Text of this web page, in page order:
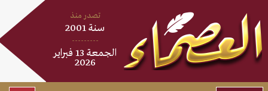
تصدر منذ
سنة 2001
---------
الجمعة 13 فبراير
2026